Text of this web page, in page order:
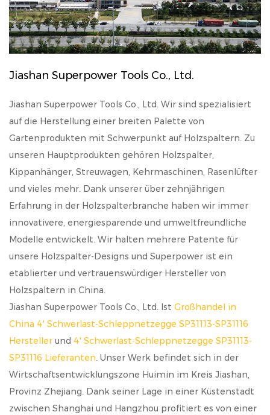
Jiashan Superpower Tools Co., Ltd.
Jiashan Superpower Tools Co., Ltd. Wir sind spezialisiert
auf die Herstellung einer breiten Palette von
Gartenprodukten mit Schwerpunkt auf Holzspaltern. Zu
unseren Hauptprodukten gehören Holzspalter,
Kippanhänger, Streuwagen, Kehrmaschinen, Rasenlüfter
und vieles mehr. Dank unserer über zehnjährigen
Erfahrung in der Holzspalterbranche haben wir immer
innovativere, energiesparende und umweltfreundliche
Modelle entwickelt. Wir halten mehrere Patente für
unsere Holzspalter-Designs und Superpower ist ein
etablierter und vertrauenswürdiger Hersteller von
Holzspaltern in China.
Jiashan Superpower Tools Co., Ltd. Ist Großhandel in
China 4' Schwerlast-Schleppnetzegge SP31113-SP31116
Hersteller und 4' Schwerlast-Schleppnetzegge SP31113-
SP31116 Lieferanten. Unser Werk befindet sich in der
Wirtschaftsentwicklungszone Huimin im Kreis Jiashan,
Provinz Zhejiang. Dank seiner Lage in einer Küstenstadt
zwischen Shanghai und Hangzhou profitiert es von einer